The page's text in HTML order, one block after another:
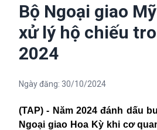
Bộ Ngoại giao
xử lý hộ chiếu
2024
Ngày đăng: 30/10/2024
(TAP) - Năm 2024 đánh dấu
Ngoại giao Hoa Kỳ khi cơ